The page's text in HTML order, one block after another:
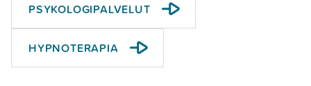
PSYKOLOGIPALVELUT
HYPNOTERAPIA